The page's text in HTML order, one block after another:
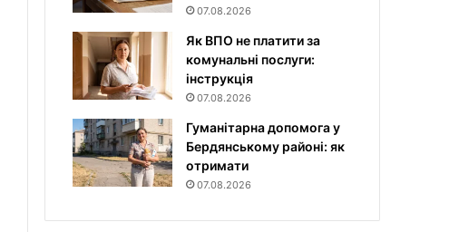
07.08.2026
Як ВПО не платити за
комунальні послуги:
інструкція
07.08.2026
Гуманітарна допомога у
Бердянському районі: як
отримати
07.08.2026